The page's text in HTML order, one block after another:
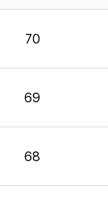
70
69
68